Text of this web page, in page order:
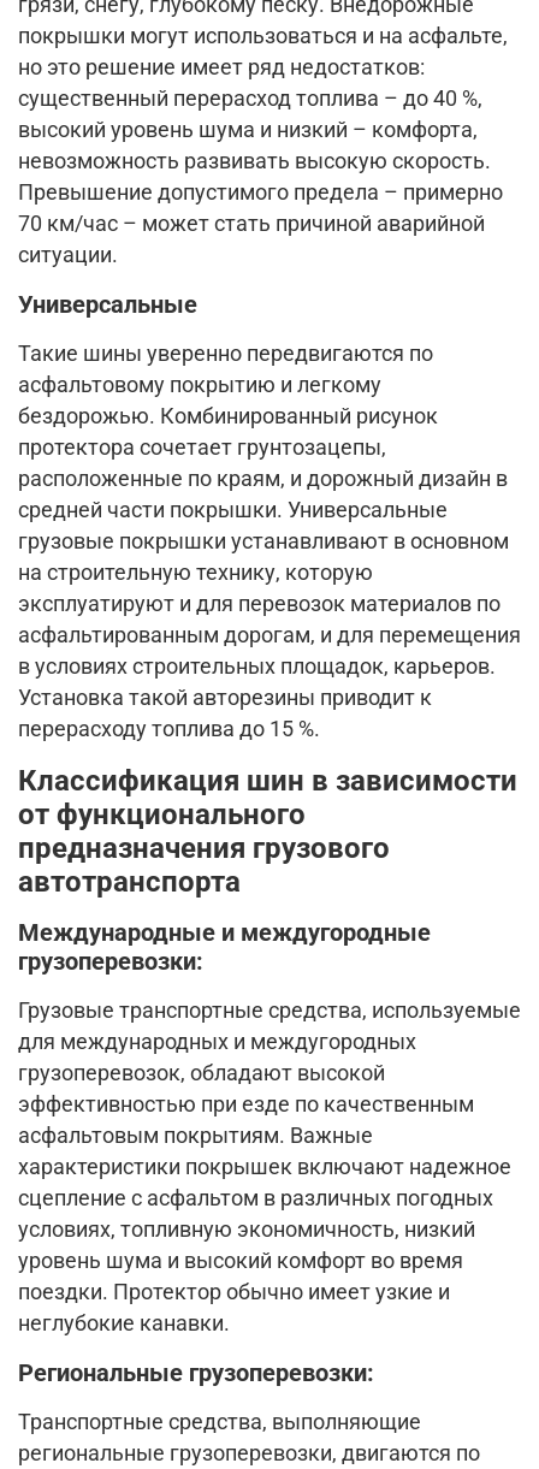
покрышки могут использоваться и на асфальте,
но это решение имеет ряд недостатков:
существенный перерасход топлива – до 40 %,
высокий уровень шума и низкий – комфорта,
невозможность развивать высокую скорость.
Превышение допустимого предела – примерно
70 км/час – может стать причиной аварийной
ситуации.
Универсальные
Такие шины уверенно передвигаются по
асфальтовому покрытию и легкому
бездорожью. Комбинированный рисунок
протектора сочетает грунтозацепы,
расположенные по краям, и дорожный дизайн в
средней части покрышки. Универсальные
грузовые покрышки устанавливают в основном
на строительную технику, которую
эксплуатируют и для перевозок материалов по
асфальтированным дорогам, и для перемещения
в условиях строительных площадок, карьеров.
Установка такой авторезины приводит к
перерасходу топлива до 15 %.
Классификация шин в зависимости
от функционального
предназначения грузового
автотранспорта
Международные и междугородные
грузоперевозки:
Грузовые транспортные средства, используемые
для международных и междугородных
грузоперевозок, обладают высокой
эффективностью при езде по качественным
асфальтовым покрытиям. Важные
характеристики покрышек включают надежное
сцепление с асфальтом в различных погодных
условиях, топливную экономичность, низкий
уровень шума и высокий комфорт во время
поездки. Протектор обычно имеет узкие и
неглубокие канавки.
Региональные грузоперевозки:
Транспортные средства, выполняющие
региональные грузоперевозки, двигаются по